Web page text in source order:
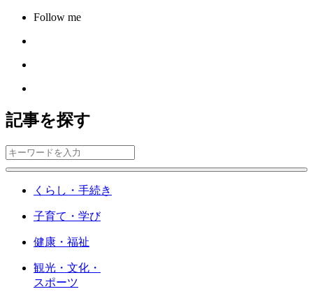
Follow me
記事を探す
くらし・手続き
子育て・学び
健康・福祉
観光・文化・
スポーツ